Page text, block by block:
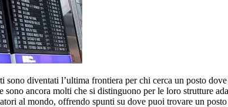
diventati l’ultima frontiera per chi cerca un posto dove
ancora molti che si distinguono per le loro strutture
al mondo, offrendo spunti su dove puoi trovare un posto